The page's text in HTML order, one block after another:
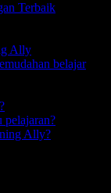
Terbaik
Ally
belajar
Ally?